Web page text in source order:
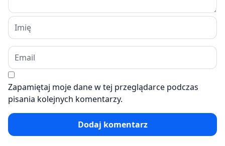
Zapamiętaj moje dane w tej przeglądarce podczas
pisania kolejnych komentarzy.
Dodaj komentarz